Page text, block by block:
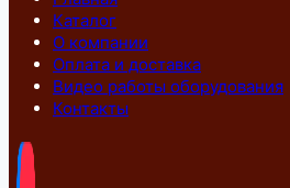
Каталог
О компании
Оплата и доставка
Видео работы оборудования
Контакты